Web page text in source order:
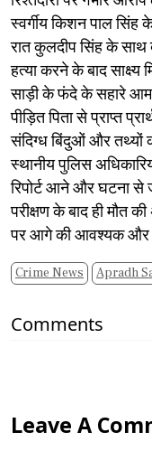
स्वर्गीय किशन पाल सिंह
रात कुलदीप सिंह के साथ
हत्या करने के बाद
साड़ी के फंदे के सहारे
पीड़ित पिता से प्राप्त
संदिग्ध बिंदुओं और तथ्यों
स्थानीय पुलिस
रिपोर्ट आने और घटना से
परीक्षण के बाद ही मौत
पर आगे की आवश्यक और
Crime News
Comments
Leave A